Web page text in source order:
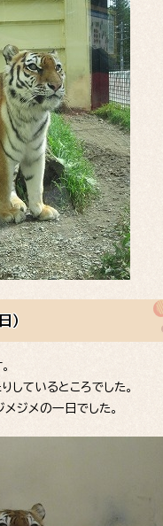
）
しているところでした。
ジメの一日でした。